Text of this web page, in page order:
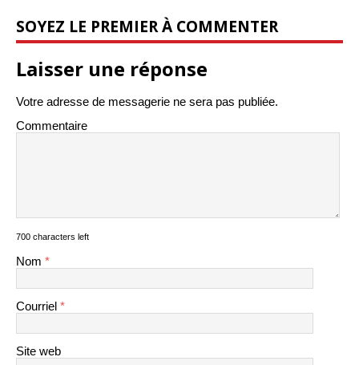
SOYEZ LE PREMIER À COMMENTER
Laisser une réponse
Votre adresse de messagerie ne sera pas publiée.
Commentaire
700 characters left
Nom *
Courriel *
Site web